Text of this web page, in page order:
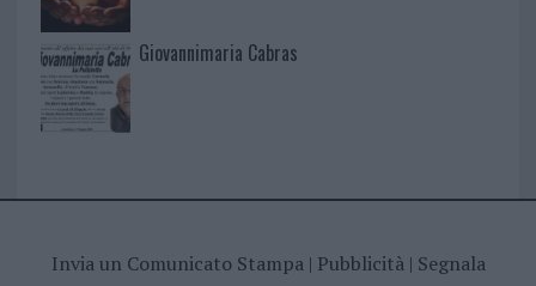
Giovannimaria Cabras
Invia un Comunicato Stampa| Pubblicità| Segnala